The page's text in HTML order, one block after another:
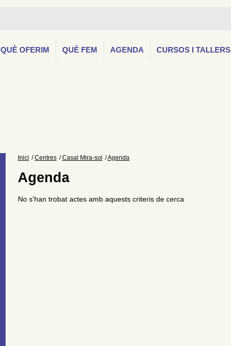
QUÈ OFERIM QUÈ FEM AGENDA CURSOS I TALLERS
Inici Centres Casal Mira-sol Agenda
Agenda
No s'han trobat actes amb aquests criteris de cerca